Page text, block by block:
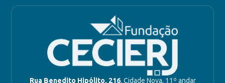
Rua Benedito Hipólito, 216, Cidade Nova, 11º andar